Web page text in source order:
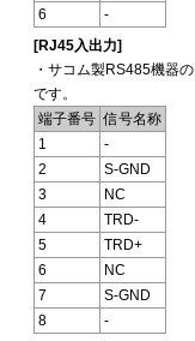
6
-
[RJ45入出力]
・サコム製RS485機器
です。
端子番号 信号名称
1
-
2
S-GND
3
NC
4
TRD-
5
TRD+
6
NC
7
S-GND
8
-